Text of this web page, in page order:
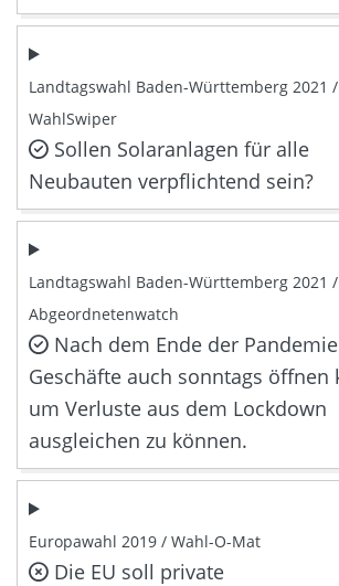
Landtagswahl Baden-Württemberg 2021 /
WahlSwiper
Sollen Solaranlagen für alle
Neubauten verpflichtend sein?
Landtagswahl Baden-Württemberg 2021 /
Abgeordnetenwatch
Nach dem Ende der
Geschäfte auch sonntags öffnen
um Verluste aus dem Lockdown
ausgleichen zu können.
Europawahl 2019 / Wahl-O-Mat
Die EU soll private